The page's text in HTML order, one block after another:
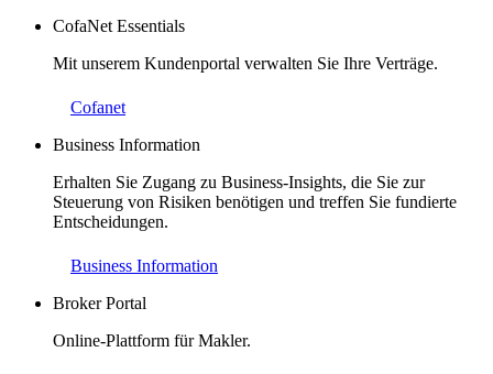
CofaNet Essentials
Mit unserem Kundenportal verwalten Sie Ihre Verträge.
Cofanet
Business Information
Erhalten Sie Zugang zu Business-Insights, die Sie zur
Steuerung von Risiken benötigen und treffen Sie fundierte
Entscheidungen.
Business Information
Broker Portal
Online-Plattform für Makler.